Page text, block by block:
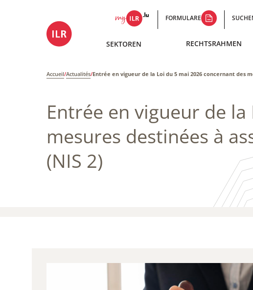
FORMULARE
SEKTOREN RECHTSRAHMEN
Accueil/Actualités/Entrée en vigueur de la Loi du 5 mai 2026 concernant des
Entrée en vigueur de
mesures destinées à
(NIS 2)